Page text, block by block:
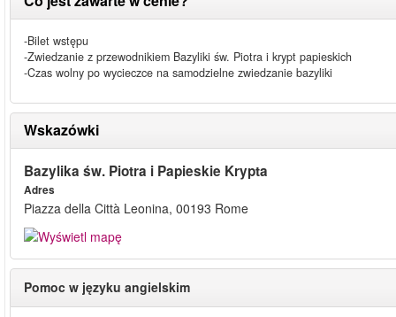
-Bilet wstępu
-Zwiedzanie z przewodnikiem Bazyliki św. Piotra i krypt papieskich
-Czas wolny po wycieczce na samodzielne zwiedzanie bazyliki
Wskazówki
Bazylika św. Piotra i Papieskie Krypta
Adres
Piazza della Città Leonina, 00193 Rome
Pomoc w języku angielskim